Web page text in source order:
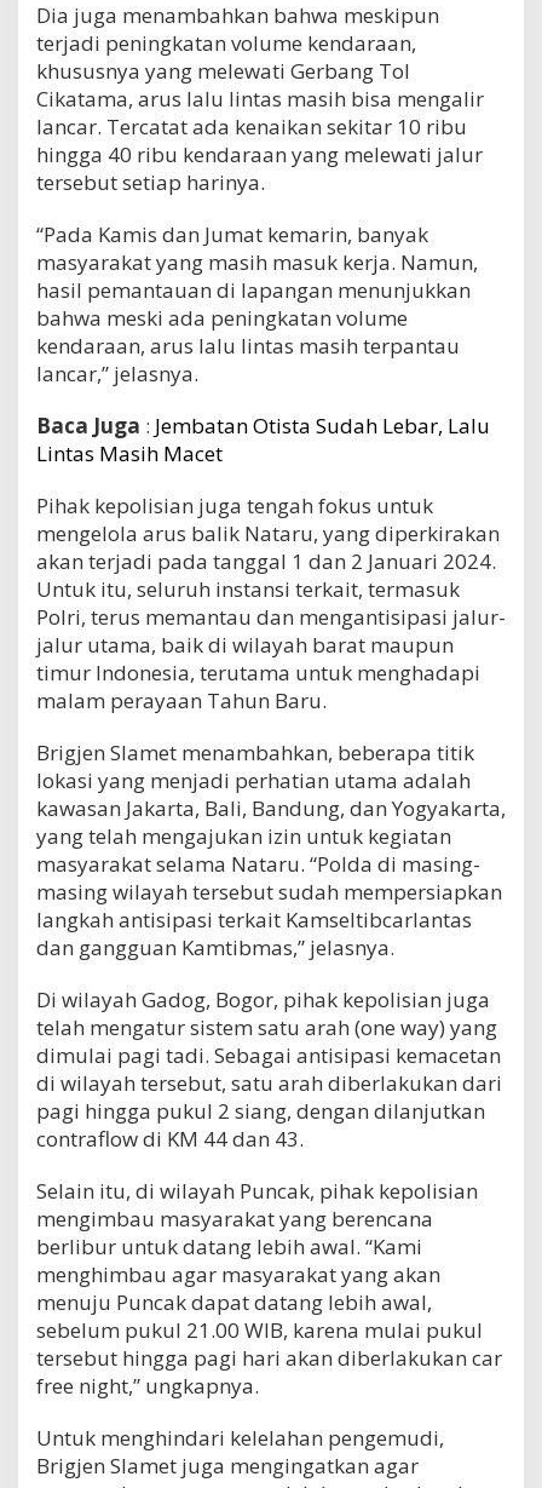
Dia juga menambahkan bahwa meskipun
terjadi peningkatan volume kendaraan,
khususnya yang melewati Gerbang Tol
Cikatama, arus lalu lintas masih bisa mengalir
lancar. Tercatat ada kenaikan sekitar 10 ribu
hingga 40 ribu kendaraan yang melewati jalur
tersebut setiap harinya.
“Pada Kamis dan Jumat kemarin, banyak
masyarakat yang masih masuk kerja. Namun,
hasil pemantauan di lapangan menunjukkan
bahwa meski ada peningkatan volume
kendaraan, arus lalu lintas masih terpantau
lancar,” jelasnya.
Baca Juga : Jembatan Otista Sudah Lebar, Lalu
Lintas Masih Macet
Pihak kepolisian juga tengah fokus untuk
mengelola arus balik Nataru, yang diperkirakan
akan terjadi pada tanggal 1 dan 2 Januari 2024.
Untuk itu, seluruh instansi terkait, termasuk
Polri, terus memantau dan mengantisipasi jalur-
jalur utama, baik di wilayah barat maupun
timur Indonesia, terutama untuk menghadapi
malam perayaan Tahun Baru.
Brigjen Slamet menambahkan, beberapa titik
lokasi yang menjadi perhatian utama adalah
kawasan Jakarta, Bali, Bandung, dan Yogyakarta,
yang telah mengajukan izin untuk kegiatan
masyarakat selama Nataru. “Polda di masing-
masing wilayah tersebut sudah mempersiapkan
langkah antisipasi terkait Kamseltibcarlantas
dan gangguan Kamtibmas,” jelasnya.
Di wilayah Gadog, Bogor, pihak kepolisian juga
telah mengatur sistem satu arah (one way) yang
dimulai pagi tadi. Sebagai antisipasi kemacetan
di wilayah tersebut, satu arah diberlakukan dari
pagi hingga pukul 2 siang, dengan dilanjutkan
contraflow di KM 44 dan 43.
Selain itu, di wilayah Puncak, pihak kepolisian
mengimbau masyarakat yang berencana
berlibur untuk datang lebih awal. “Kami
menghimbau agar masyarakat yang akan
menuju Puncak dapat datang lebih awal,
sebelum pukul 21.00 WIB, karena mulai pukul
tersebut hingga pagi hari akan diberlakukan car
free night,” ungkapnya.
Untuk menghindari kelelahan pengemudi,
Brigjen Slamet juga mengingatkan agar